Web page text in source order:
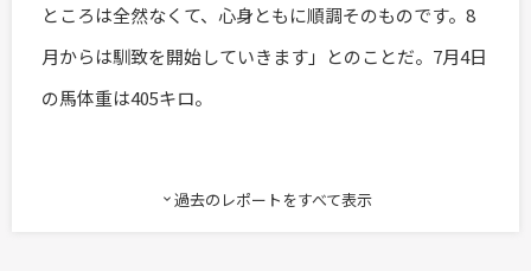
ところは全然なくて、心身ともに順調そのものです。8
月からは馴致を開始していきます」とのことだ。7月4日
の馬体重は405キロ。
expand_more 過去のレポートをすべて表示